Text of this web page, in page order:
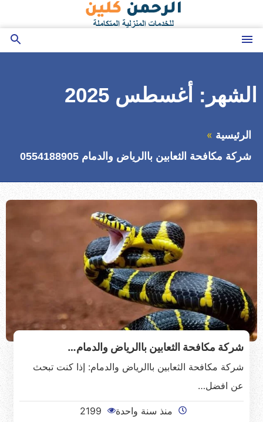
إلى
القائمة
بحث
الشهر: أغسطس 2025
الرئيسية
شركة مكافحة الثعابين باالرياض والدمام 0554188905
شركة مكافحة الثعابين باالرياض والدمام…
شركة مكافحة الثعابين باالرياض والدمام: إذا كنت تبحث
عن افضل…
منذ سنة واحدة 2199